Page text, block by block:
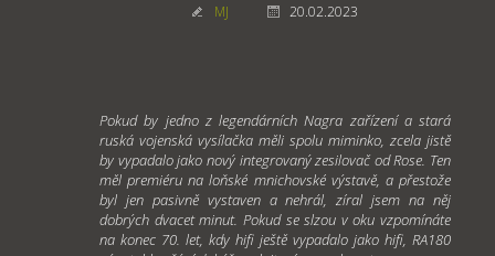
MJ 20.02.2023
Pokud by jedno z legendárních Nagra zařízení a stará
ruská vojenská vysílačka měli spolu miminko, zcela jistě
by vypadalo jako nový integrovaný zesilovač od Rose. Ten
měl premiéru na loňské mnichovské výstavě, a přestože
byl jen pasivně vystaven a nehrál, zíral jsem na něj
dobrých dvacet minut. Pokud se slzou v oku vzpomínáte
na konec 70. let, kdy hifi ještě vypadalo jako hifi, RA180